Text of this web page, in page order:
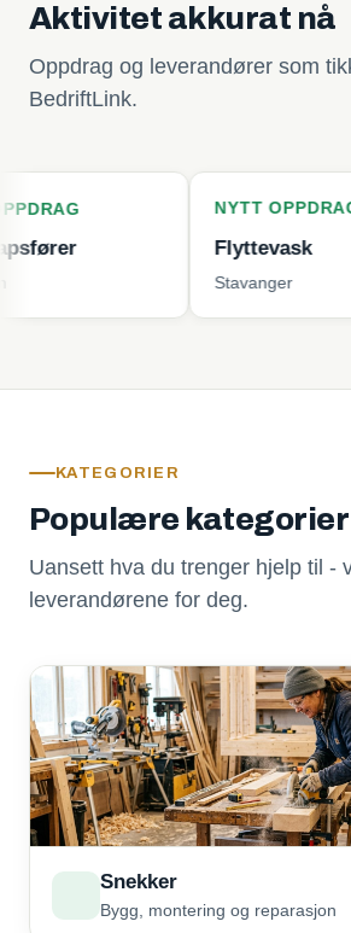
Aktivitet akkurat nå
Oppdrag og leverandører som
BedriftLink.
NYTT OPPDRAG
Flyttevask
KATEGORIER
Populære kategorier
Uansett hva du trenger hjelp til -
leverandørene for deg.
Snekker
Bygg, montering og reparasjon